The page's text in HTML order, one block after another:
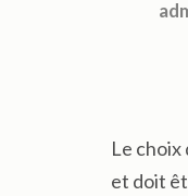
Le choix
et doit